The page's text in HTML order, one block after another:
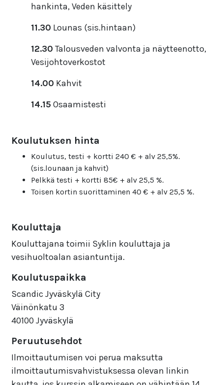
hankinta, Veden käsittely
11.30 Lounas (sis.hintaan)
12.30 Talousveden valvonta ja näytteenotto,
Vesijohtoverkostot
14.00 Kahvit
14.15 Osaamistesti
Koulutuksen hinta
Koulutus, testi + kortti 240 € + alv 25,5%.
(sis.lounaan ja kahvit)
Pelkkä testi + kortti 85€ + alv 25,5 %.
Toisen kortin suorittaminen 40 € + alv 25,5 %.
Kouluttaja
Kouluttajana toimii Syklin kouluttaja ja
vesihuoltoalan asiantuntija.
Koulutuspaikka
Scandic Jyväskylä City
Väinönkatu 3
40100 Jyväskylä
Peruutusehdot
Ilmoittautumisen voi perua maksutta
ilmoittautumisvahvistuksessa olevan linkin